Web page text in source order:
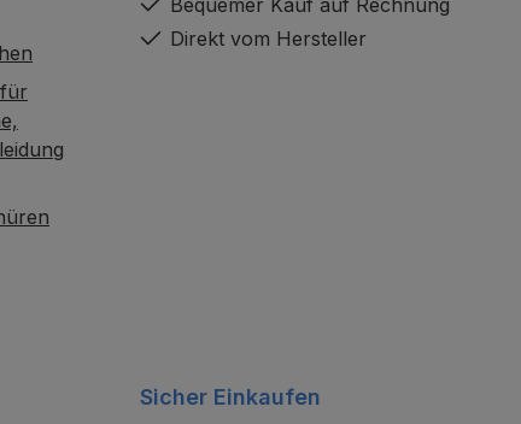
Direkt vom Hersteller
Sicher Einkaufen